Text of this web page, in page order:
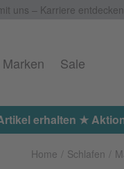
uns – Karriere
Marken Sale
Jetzt 15%
Home Schlafen